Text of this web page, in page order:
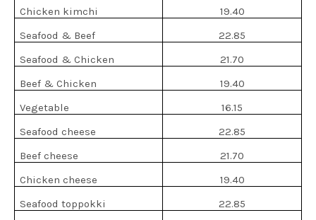
Chicken kimchi
19.40
Seafood & Beef
22.85
Seafood & Chicken
21.70
Beef & Chicken
19.40
Vegetable
16.15
Seafood cheese
22.85
Beef cheese
21.70
Chicken cheese
19.40
Seafood toppokki
22.85